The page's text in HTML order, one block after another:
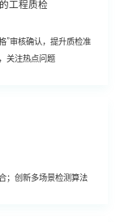
工程质检
”审核确认，提升质检准
关注热点问题
；创新多场景检测算法